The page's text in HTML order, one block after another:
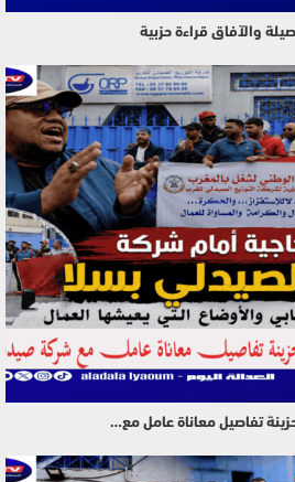
والآفاق قراءة حزبية
تفاصيل معاناة عامل مع…